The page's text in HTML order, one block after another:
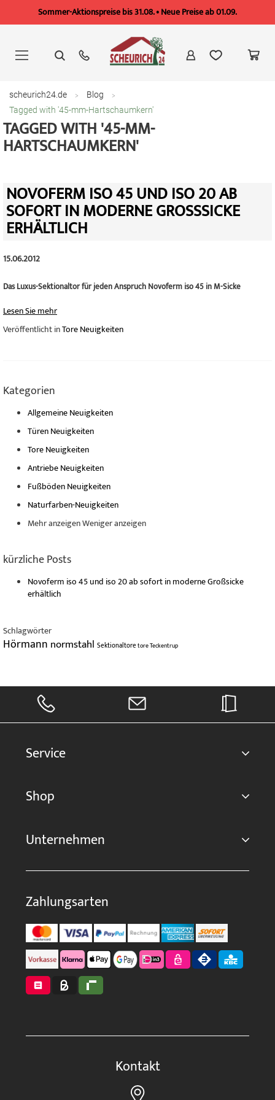
Sommer-Aktionspreise bis 31.08. • Neue Preise ab 01.09.
springen
scheurich24.de
Blog
Tagged with '45-mm-Hartschaumkern'
TAGGED WITH '45-MM-
HARTSCHAUMKERN'
NOVOFERM ISO 45 UND ISO 20 AB
SOFORT IN MODERNE GROSSSICKE E
RHÄLTLICH
15.06.2012
Das Luxus-Sektionaltor für jeden Anspruch Novoferm iso 45 in M-Sicke
Lesen Sie mehr
Veröffentlicht inTore Neuigkeiten
Kategorien
Allgemeine Neuigkeiten
Türen Neuigkeiten
Tore Neuigkeiten
Antriebe Neuigkeiten
Fußböden Neuigkeiten
Naturfarben-Neuigkeiten
Mehr anzeigenWeniger anzeigen
kürzliche Posts
Novoferm iso 45 und iso 20 ab sofort in moderne Großsicke
erhältlich
Schlagwörter
Hörmann normstahl SektionaltoretoreTeckentrup
Service
Shop
Unternehmen
Zahlungsarten
Kontakt